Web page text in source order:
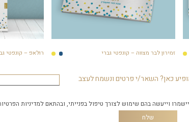
זמירון לבר מצווה – קונפטי גברי רולאפ – קונפטי
כאן? השאר/י פרטים ונשמח לעצב
וייעשה בהם שימוש לצורך טיפול בפנייתי, ובהתאם למדיניות